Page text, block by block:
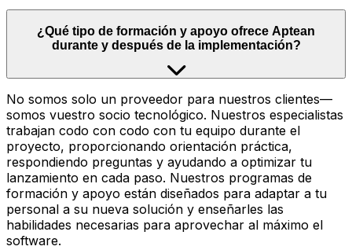
¿Qué tipo de formación y apoyo ofrece Aptean
durante y después de la implementación?
No somos solo un proveedor para nuestros clientes—
somos vuestro socio tecnológico. Nuestros especialistas
trabajan codo con codo con tu equipo durante el
proyecto, proporcionando orientación práctica,
respondiendo preguntas y ayudando a optimizar tu
lanzamiento en cada paso. Nuestros programas de
formación y apoyo están diseñados para adaptar a tu
personal a su nueva solución y enseñarles las
habilidades necesarias para aprovechar al máximo el
software.